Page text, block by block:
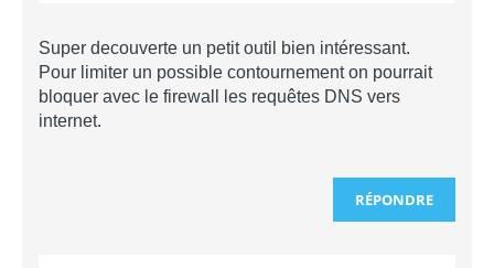
Super decouverte un petit outil bien intéressant.
Pour limiter un possible contournement on pourrait
bloquer avec le firewall les requêtes DNS vers
internet.
RÉPONDRE